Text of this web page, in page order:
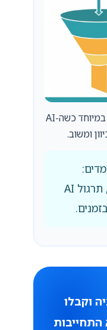
תרגול Low-Stakes באנגלית עובד טוב במיוחד כשה-AI
ומשוב.
שיעורים קצרים עם מורה אנושי, תרגול AI
וקבלו
התחייבות